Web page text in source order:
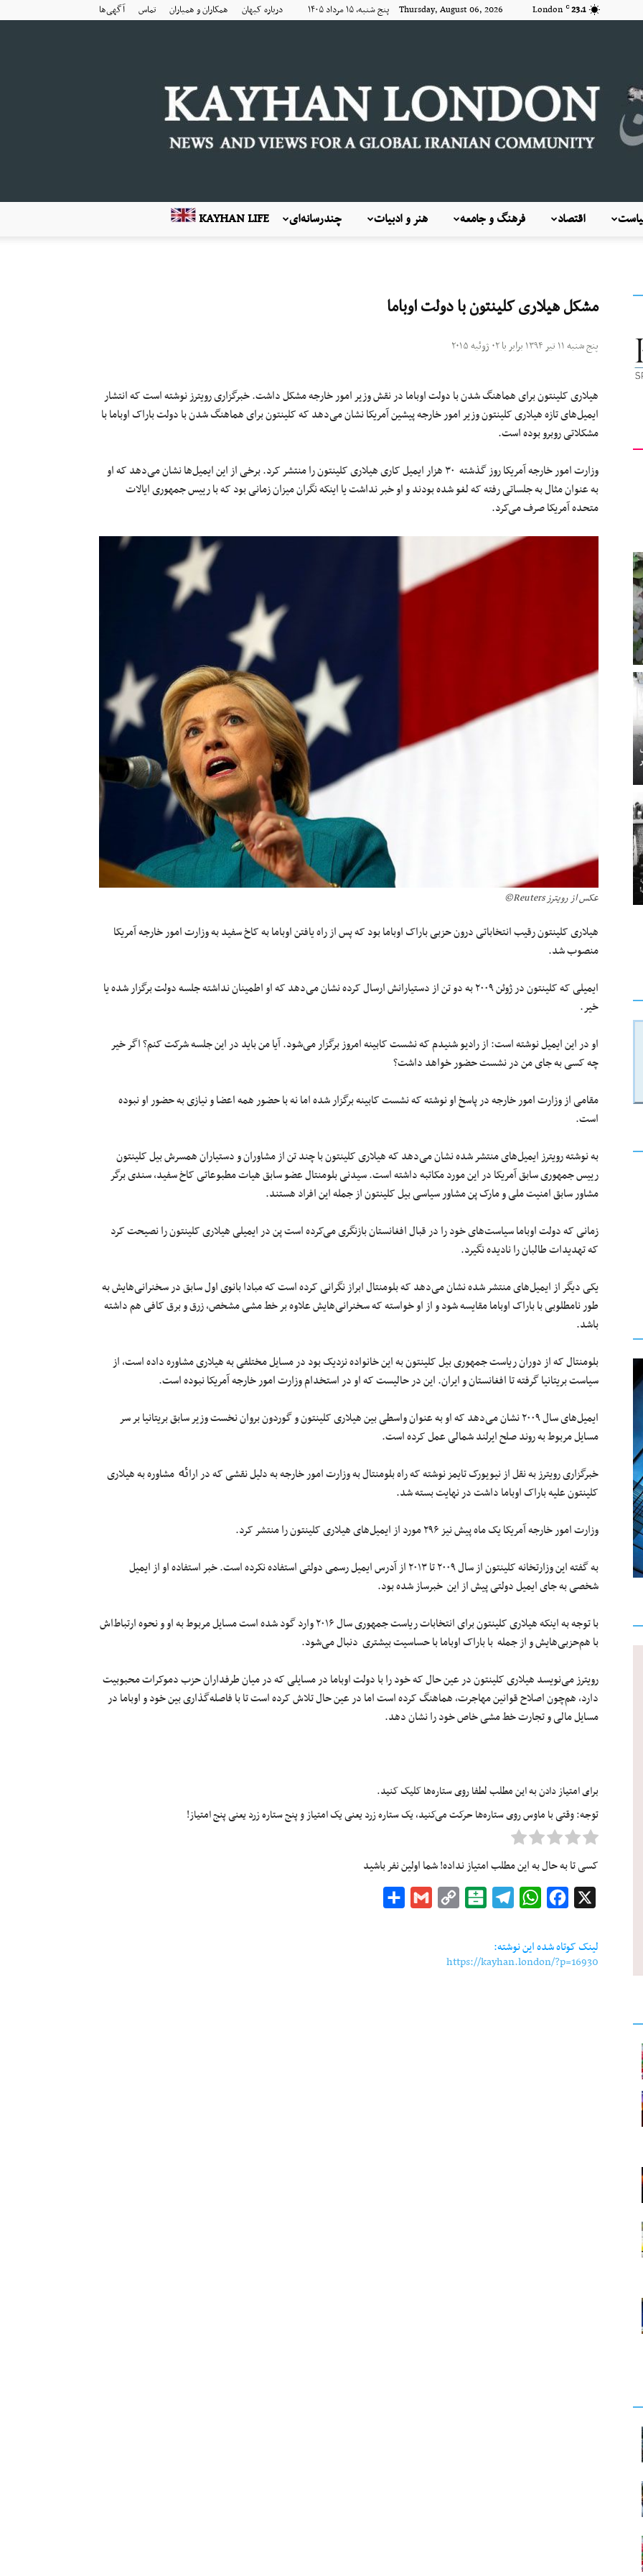
23.1
C
London Thursday, August 06, 2026 پنج شنبه, ۱۵ مرداد ۱۴۰۵ درباره کیهان همکاران و همیاران تماس آگهی‌ها
کیهان
KAYHAN LIFE چندرسانه‌ای هنر و ادبیات فرهنگ و جامعه اقتصاد
مشکل هیلاری کلینتون با دولت اوباما
پنج شنبه ۱۱ تیر ۱۳۹۴ برابر با ۰۲ ژوئیه ۲۰۱۵
هیلاری کلینتون برای هماهنگ شدن با دولت اوباما در نقش وزیر امور خارجه مشکل داشت. خبرگزاری رویترز نوشته است که انتشار
ایمیل‌های تازه هیلاری کلینتون وزیر امور خارجه پیشین آمریکا نشان می‌دهد که کلینتون برای هماهنگ شدن با دولت باراک اوباما با
مشکلاتی روبرو بوده است.
وزارت امور خارجه آمریکا روز گذشته ۳۰ هزار ایمیل کاری هیلاری کلینتون را منتشر کرد. برخی از این ایمیل‌ها نشان می‌دهد که او
به عنوان مثال به جلساتی رفته که لغو شده بودند و او خبر نداشت یا اینکه نگران میزان زمانی بود که با رییس جمهوری ایالات
متحده آمریکا صرف می‌کرد.
عکس از رویترز Reuters©
هیلاری کلینتون رقیب انتخاباتی درون حزبی باراک اوباما بود که پس از راه یافتن اوباما به کاخ سفید به وزارت امور خارجه آمریکا
منصوب شد.
ایمیلی که کلینتون در ژوئن ۲۰۰۹ به دو تن از دستیارانش ارسال کرده نشان می‌دهد که او اطمینان نداشته جلسه دولت برگزار شده یا
خیر.
او در این ایمیل نوشته است: از رادیو شنیدم که نشست کابینه امروز برگزار می‌شود. آیا من باید در این جلسه شرکت کنم؟ اگر خیر
چه کسی به جای من در نشست حضور خواهد داشت؟
مقامی از وزارت امور خارجه در پاسخ او نوشته که نشست کابینه برگزار شده اما نه با حضور همه اعضا و نیازی به حضور او نبوده
است.
به نوشته رویترز ایمیل‌های منتشر شده نشان می‌دهد که هیلاری کلینتون با چند تن از مشاوران و دستیاران همسرش بیل کلینتون
رییس جمهوری سابق آمریکا در این مورد مکاتبه داشته است. سیدنی بلومنتال عضو سابق هیات مطبوعاتی کاخ سفید، سندی برگر
مشاور سابق امنیت ملی و مارک پن مشاور سیاسی بیل کلینتون از جمله این افراد هستند.
زمانی که دولت اوباما سیاست‌های خود را در قبال افغانستان بازنگری می‌کرده است پن در ایمیلی هیلاری کلینتون را نصیحت کرد
که تهدیدات طالبان را نادیده نگیرد.
یکی دیگر از ایمیل‌های منتشر شده نشان می‌دهد که بلومنتال ابراز نگرانی کرده است که مبادا بانوی اول سابق در سخنرانی‌هایش به
طور نامطلوبی با باراک اوباما مقایسه شود و از او خواسته که سخنرانی‌هایش علاوه بر خط مشی مشخص، زرق و برق کافی هم داشته
باشد.
بلومنتال که از دوران ریاست جمهوری بیل کلینتون به این خانواده نزدیک بود در مسایل مختلفی به هیلاری مشاوره داده است، از
سیاست بریتانیا گرفته تا افغانستان و ایران. این در حالیست که او در استخدام وزارت امور خارجه آمریکا نبوده است.
ایمیل‌های سال ۲۰۰۹ نشان می‌دهد که او به عنوان واسطی بین هیلاری کلینتون و گوردون بروان نخست وزیر سابق بریتانیا بر سر
مسایل مربوط به روند صلح ایرلند شمالی عمل کرده است.
خبرگزاری رویترز به نقل از نیویورک تایمز نوشته که راه بلومنتال به وزارت امور خارجه به دلیل نقشی که در اراﯬ مشاوره به هیلاری
کلینتون علیه باراک اوباما داشت در نهایت بسته شد.
وزارت امور خارجه آمریکا یک ماه پیش نیز ۲۹۶ مورد از ایمیل‌های هیلاری کلینتون را منتشر کرد.
به گفته این وزارتخانه کلینتون از سال ۲۰۰۹ تا ۲۰۱۳ از آدرس ایمیل رسمی دولتی استفاده نکرده است. خبر استفاده او از ایمیل
شخصی به جای ایمیل دولتی پیش از این خبرساز شده بود.
با توجه به اینکه هیلاری کلینتون برای انتخابات ریاست جمهوری سال ۲۰۱۶ وارد گود شده است مسایل مربوط به او و نحوه ارتباط‌اش
با هم‌حزبی‌هایش و از جمله با باراک اوباما با حساسیت بیشتری دنبال می‌شود.
رویترز می‌نویسد هیلاری کلینتون در عین حال که خود را با دولت اوباما در مسایلی که در میان طرفداران حزب دموکرات محبوبیت
دارد، هم‌چون اصلاح قوانین مهاجرت، هماهنگ کرده است اما در عین حال تلاش کرده است تا با فاصله‌گذاری بین خود و اوباما در
مسایل مالی و تجارت خط مشی خاص خود را نشان دهد.
برای امتیاز دادن به این مطلب لطفا روی ستاره‌ها کلیک کنید.
توجه: وقتی با ماوس روی ستاره‌ها حرکت می‌کنید، یک ستاره زرد یعنی یک امتیاز و پنج ستاره زرد یعنی پنج امتیاز!
کسی تا به حال به این مطلب امتیاز نداده! شما اولین نفر باشید
Facebook
WhatsApp
Telegram
Balatarin
Copy
Gmail
لینک کوتاه شده این نوشته:
https://kayhan.london/?p=16930